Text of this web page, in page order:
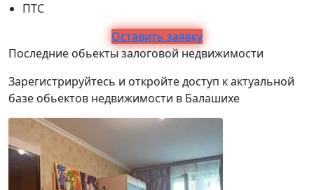
ПТС
Оставить заявку
Последние обьекты залоговой недвижимости
Зарегистрируйтесь и откройте доступ к актуальной
базе обьектов недвижимости в Балашихе